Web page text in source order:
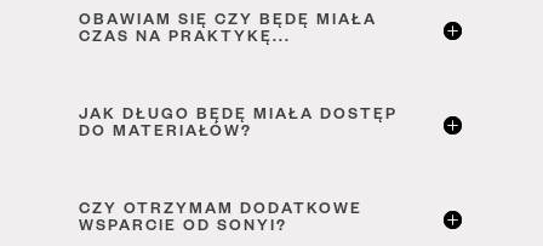
OBAWIAM SIĘ CZY BĘDĘ MIAŁA
CZAS NA PRAKTYKĘ...
JAK DŁUGO BĘDĘ MIAŁA DOSTĘP
DO MATERIAŁÓW?
CZY OTRZYMAM DODATKOWE
WSPARCIE OD SONYI?